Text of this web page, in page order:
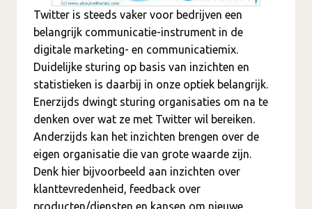
Twitter is steeds vaker voor bedrijven een
belangrijk communicatie-instrument in de
digitale marketing- en communicatiemix.
Duidelijke sturing op basis van inzichten en
statistieken is daarbij in onze optiek belangrijk.
Enerzijds dwingt sturing organisaties om na te
denken over wat ze met Twitter wil bereiken.
Anderzijds kan het inzichten brengen over de
eigen organisatie die van grote waarde zijn.
Denk hier bijvoorbeeld aan inzichten over
klanttevredenheid, feedback over
producten/diensten en kansen om nieuwe